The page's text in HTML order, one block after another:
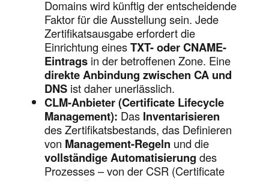
Domains wird künftig der entscheidende
Faktor für die Ausstellung sein. Jede
Zertifikatsausgabe erfordert die
Einrichtung einesTXT- oder CNAME-
Eintrags in der betroffenen Zone. Eine
direkte Anbindung zwischen CA und
DNS ist daher unerlässlich.
CLM-Anbieter (Certificate Lifecycle
Management): Das Inventarisieren
des Zertifikatsbestands, das Definieren
von Management-Regeln und die
vollständige Automatisierung des
Prozesses – von der CSR (Certificate